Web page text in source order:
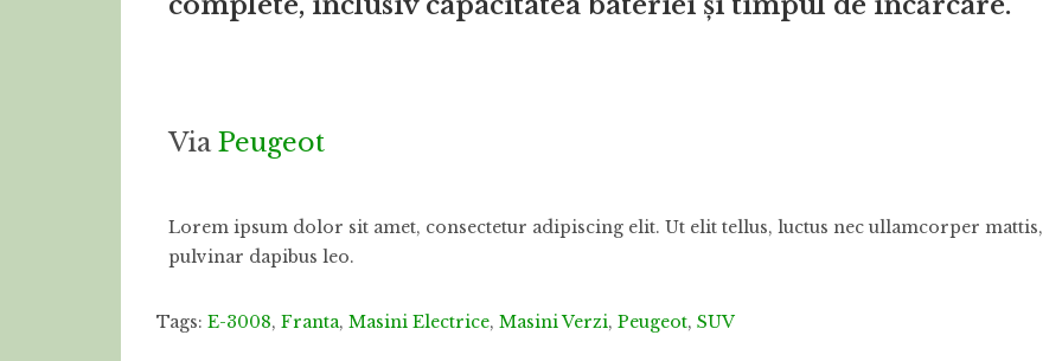
Via Peugeot
Lorem ipsum dolor sit amet, consectetur adipiscing elit. Ut elit tellus, luctus nec ullamcorper mattis,
pulvinar dapibus leo.
Tags: E-3008, Franta, Masini Electrice, Masini Verzi, Peugeot, SUV